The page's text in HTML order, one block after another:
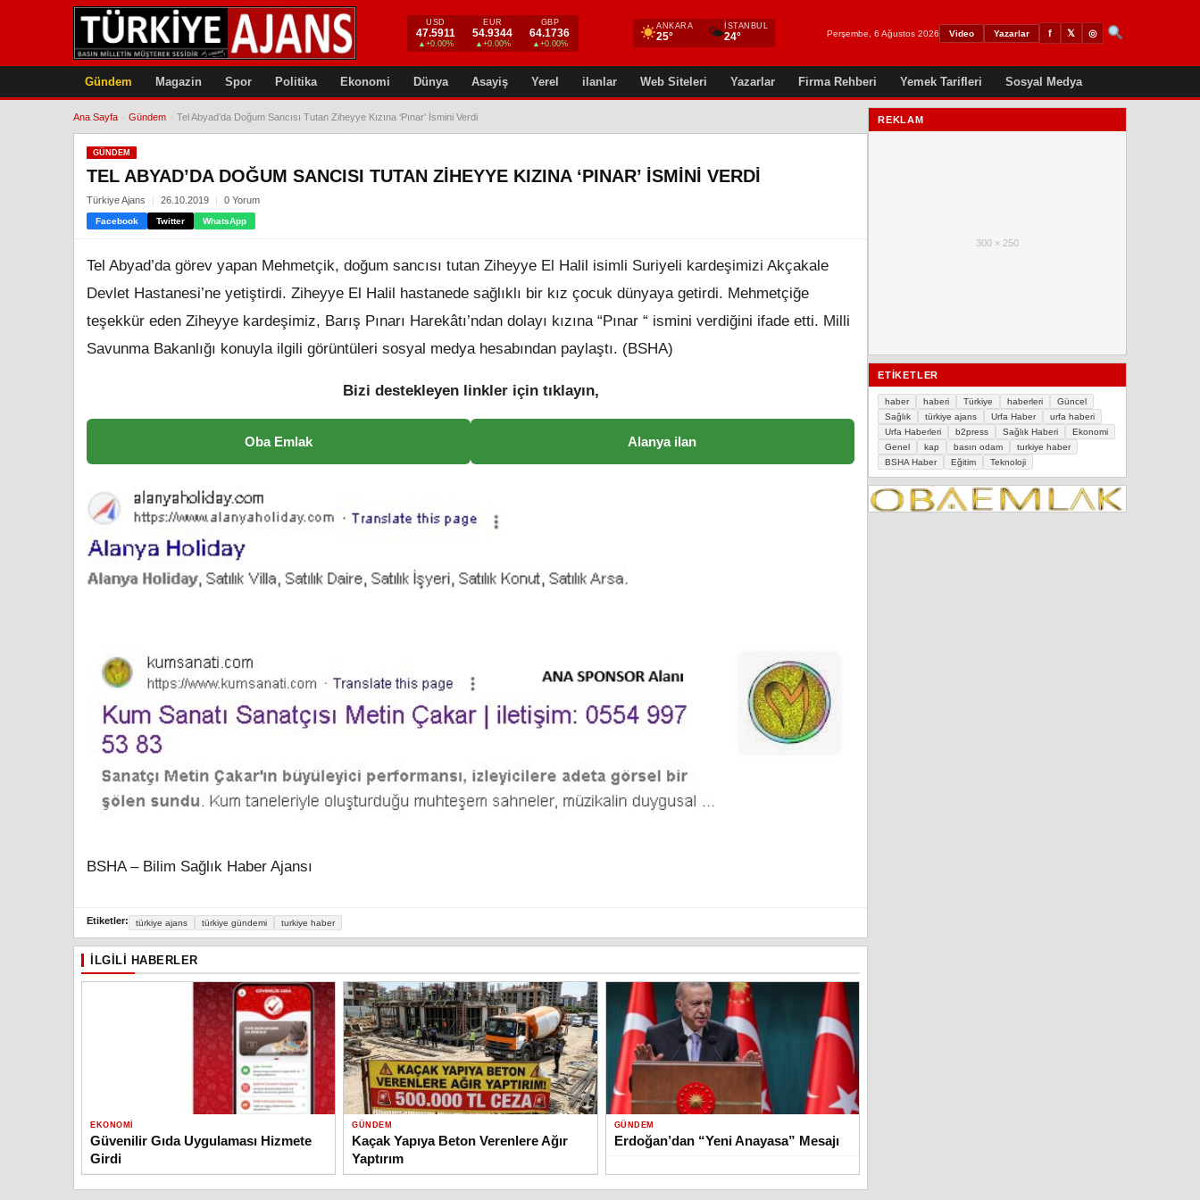
USD
47.5911
▲+0.00%
EUR
54.9344
▲+0.00%
GBP
64.1736
▲+0.00%
ANKARA
25° 🌤 İSTANBUL
24° Perşembe, 6 Ağustos 2026 Video Yazarlar f 𝕏 ◎
Gündem Magazin Spor Politika Ekonomi Dünya Asayiş Yerel ilanlar Web Siteleri Yazarlar Firma Rehberi Yemek Tarifleri Sosyal Medya
Ana Sayfa Gündem Tel Abyad’da Doğum Sancısı Tutan Ziheyye Kızına ‘Pınar’ İsmini Verdi
GÜNDEM
TEL ABYAD’DA DOĞUM SANCISI TUTAN ZIHEYYE KIZINA ‘PINAR’ İSMINI VERDI
Türkiye Ajans 26.10.2019 0 Yorum
Facebook Twitter WhatsApp
Tel Abyad’da görev yapan Mehmetçik, doğum sancısı tutan Ziheyye El Halil isimli Suriyeli kardeşimizi Akçakale
Devlet Hastanesi’ne yetiştirdi. Ziheyye El Halil hastanede sağlıklı bir kız çocuk dünyaya getirdi. Mehmetçiğe
teşekkür eden Ziheyye kardeşimiz, Barış Pınarı Harekâtı’ndan dolayı kızına “Pınar “ ismini verdiğini ifade etti. Milli
Savunma Bakanlığı konuyla ilgili görüntüleri sosyal medya hesabından paylaştı. (BSHA)
Bizi destekleyen linkler için tıklayın,
Oba Emlak Alanya ilan
BSHA – Bilim Sağlık Haber Ajansı
Etiketler: türkiye ajans türkiye gündemi turkiye haber
İLGILI HABERLER
EKONOMI
Güvenilir Gıda Uygulaması Hizmete
Girdi
GÜNDEM
Kaçak Yapıya Beton Verenlere Ağır
Yaptırım
GÜNDEM
Erdoğan’dan “Yeni Anayasa” Mesajı
REKLAM
300 × 250
ETIKETLER
haber haberi Türkiye haberleri
Güncel
Sağlık
türkiye ajans Urfa Haber
urfa haberi
Urfa Haberleri
b2press Sağlık Haberi
Ekonomi
Genel
kap basın odam
turkiye haber
BSHA Haber
Eğitim Teknoloji